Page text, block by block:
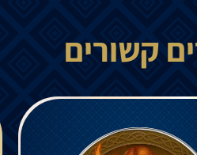
קשורים